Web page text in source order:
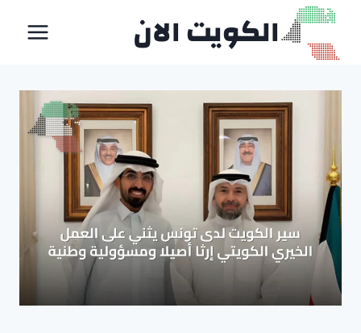
التجاوز
المحتوى
الكويت الان